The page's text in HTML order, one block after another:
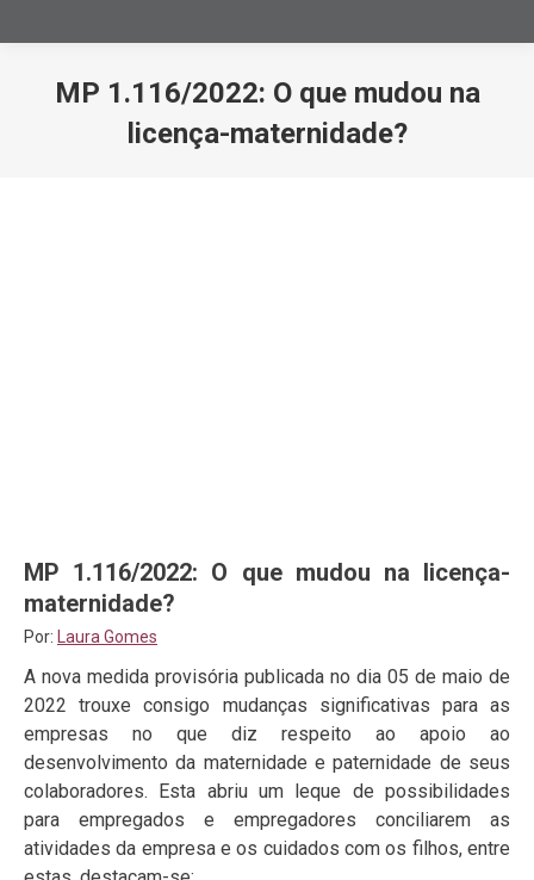
MP 1.116/2022: O que mudou na
licença-maternidade?
MP 1.116/2022: O que mudou na licença-
maternidade?
Por: Laura Gomes
A nova medida provisória publicada no dia 05 de maio de
2022 trouxe consigo mudanças significativas para as
empresas no que diz respeito ao apoio ao
desenvolvimento da maternidade e paternidade de seus
colaboradores. Esta abriu um leque de possibilidades
para empregados e empregadores conciliarem as
atividades da empresa e os cuidados com os filhos, entre